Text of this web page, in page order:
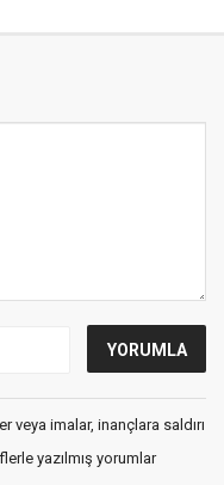
veya imalar, inançlara saldırı
yazılmış yorumlar